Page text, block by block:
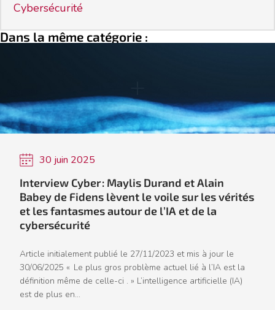
Cybersécurité
Dans la même catégorie :
30 juin 2025
Interview Cyber : Maylis Durand et Alain
Babey de Fidens lèvent le voile sur les vérités
et les fantasmes autour de l’IA et de la
cybersécurité
Article initialement publié le 27/11/2023 et mis à jour le
30/06/2025 « Le plus gros problème actuel lié à l’IA est la
définition même de celle-ci . » L’intelligence artificielle (IA)
est de plus en...